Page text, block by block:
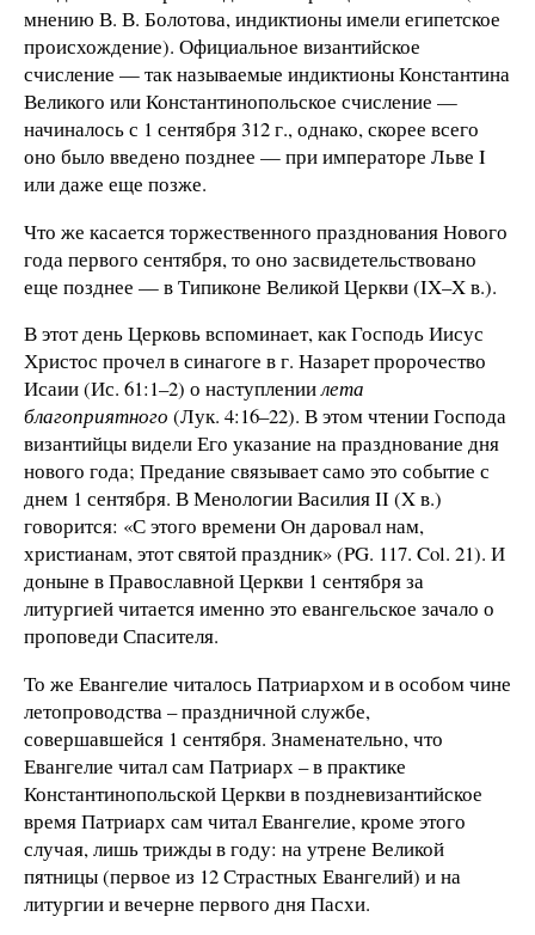
мнению В. В. Болотова, индиктионы имели египетское
происхождение). Официальное византийское
счисление — так называемые индиктионы Константина
Великого или Константинопольское счисление —
начиналось с 1 сентября 312 г., однако, скорее всего
оно было введено позднее — при императоре Льве Ι
или даже еще позже.
Что же касается торжественного празднования Нового
года первого сентября, то оно засвидетельствовано
еще позднее — в Типиконе Великой Церкви (ΙΧ–Χ в.).
В этот день Церковь вспоминает, как Господь Иисус
Христос прочел в синагоге в г. Назарет пророчество
Исаии (Ис. 61:1–2) о наступлениилета
благоприятного (Лук. 4:16–22). В этом чтении Господа
византийцы видели Его указание на празднование дня
нового года; Предание связывает само это событие с
днем 1 сентября. В Менологии Василия II (X в.)
говорится: «С этого времени Он даровал нам,
христианам, этот святой праздник» (PG. 117. Col. 21). И
доныне в Православной Церкви 1 сентября за
литургией читается именно это евангельское зачало о
проповеди Спасителя.
То же Евангелие читалось Патриархом и в особом чине
летопроводства – праздничной службе,
совершавшейся 1 сентября. Знаменательно, что
Евангелие читал сам Патриарх – в практике
Константинопольской Церкви в поздневизантийское
время Патриарх сам читал Евангелие, кроме этого
случая, лишь трижды в году: на утрене Великой
пятницы (первое из 12 Страстных Евангелий) и на
литургии и вечерне первого дня Пасхи.